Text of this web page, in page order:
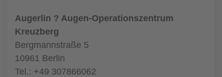
Augerlin ? Augen-Operationszentrum
Kreuzberg
Bergmannstraße 5
10961 Berlin
Tel.: +49 307866062